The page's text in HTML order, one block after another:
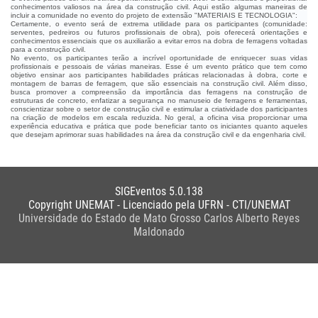
conhecimentos valiosos na área da construção civil. Aqui estão algumas maneiras de
incluir a comunidade no evento do projeto de extensão "MATERIAIS E TECNOLOGIA":
Certamente, o evento será de extrema utilidade para os participantes (comunidade:
serventes, pedreiros ou futuros profissionais de obra), pois oferecerá orientações e
conhecimentos essenciais que os auxiliarão a evitar erros na dobra de ferragens voltadas
para a construção civil.
No evento, os participantes terão a incrível oportunidade de enriquecer suas vidas
profissionais e pessoais de várias maneiras. Esse é um evento prático que tem como
objetivo ensinar aos participantes habilidades práticas relacionadas à dobra, corte e
montagem de barras de ferragem, que são essenciais na construção civil. Além disso,
busca promover a compreensão da importância das ferragens na construção de
estruturas de concreto, enfatizar a segurança no manuseio de ferragens e ferramentas,
conscientizar sobre o setor de construção civil e estimular a criatividade dos participantes
na criação de modelos em escala reduzida. No geral, a oficina visa proporcionar uma
experiência educativa e prática que pode beneficiar tanto os iniciantes quanto aqueles
que desejam aprimorar suas habilidades na área da construção civil e da engenharia civil.
SIGEventos 5.0.138
Copyright UNEMAT - Licenciado pela UFRN - CTI/UNEMAT
Universidade do Estado de Mato Grosso Carlos Alberto Reyes
Maldonado